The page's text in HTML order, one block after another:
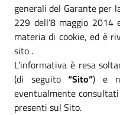
generali del Garante per
229 dell’8 maggio
materia di cookie, ed è
sito .
L’informativa è resa
(di seguito“Sito”) e
eventualmente
presenti sul Sito.